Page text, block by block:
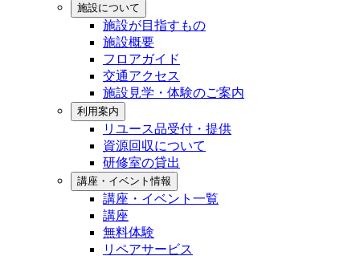
施設について
施設が目指すもの
施設概要
フロアガイド
交通アクセス
施設見学・体験のご案内
利用案内
リユース品受付・提供
資源回収について
研修室の貸出
講座・イベント情報
講座・イベント一覧
講座
無料体験
リペアサービス